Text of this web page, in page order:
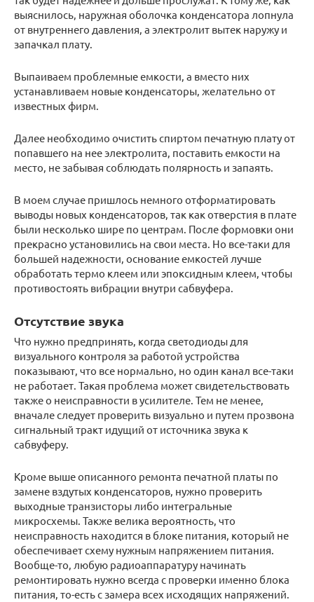
выяснилось, наружная оболочка конденсатора лопнула
от внутреннего давления, а электролит вытек наружу и
запачкал плату.
Выпаиваем проблемные емкости, а вместо них
устанавливаем новые конденсаторы, желательно от
известных фирм.
Далее необходимо очистить спиртом печатную плату от
попавшего на нее электролита, поставить емкости на
место, не забывая соблюдать полярность и запаять.
В моем случае пришлось немного отформатировать
выводы новых конденсаторов, так как отверстия в плате
были несколько шире по центрам. После формовки они
прекрасно установились на свои места. Но все-таки для
большей надежности, основание емкостей лучше
обработать термо клеем или эпоксидным клеем, чтобы
противостоять вибрации внутри сабвуфера.
Отсутствие звука
Что нужно предпринять, когда светодиоды для
визуального контроля за работой устройства
показывают, что все нормально, но один канал все-таки
не работает. Такая проблема может свидетельствовать
также о неисправности в усилителе. Тем не менее,
вначале следует проверить визуально и путем прозвона
сигнальный тракт идущий от источника звука к
сабвуферу.
Кроме выше описанного ремонта печатной платы по
замене вздутых конденсаторов, нужно проверить
выходные транзисторы либо интегральные
микросхемы. Также велика вероятность, что
неисправность находится в блоке питания, который не
обеспечивает схему нужным напряжением питания.
Вообще-то, любую радиоаппаратуру начинать
ремонтировать нужно всегда с проверки именно блока
питания, то-есть с замера всех исходящих напряжений.